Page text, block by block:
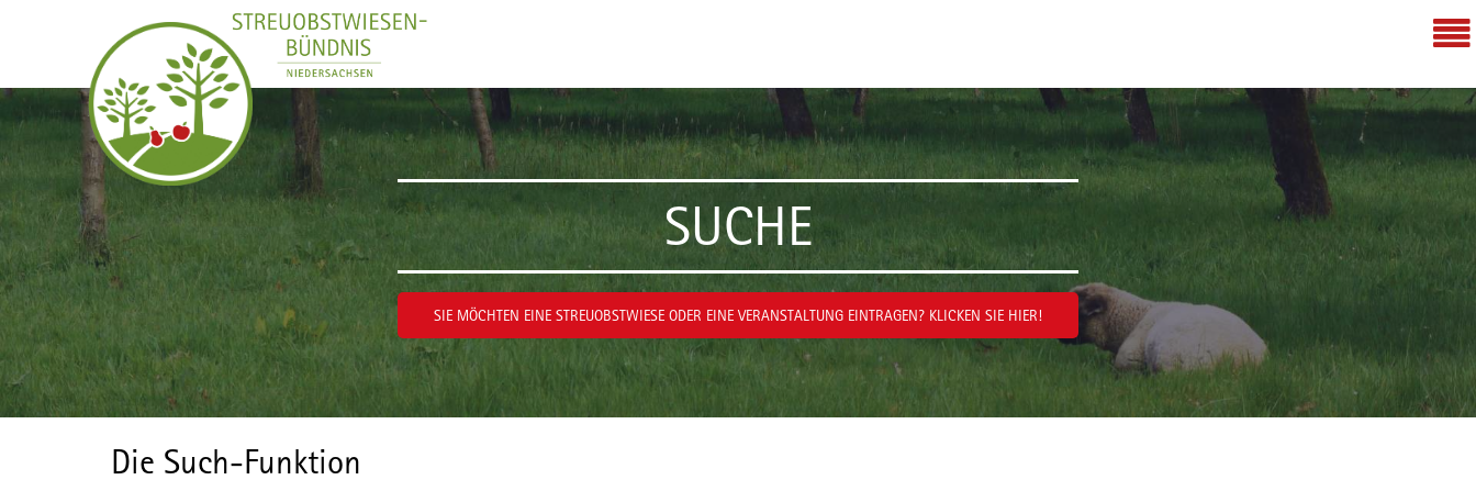
SUCHE
SIE MÖCHTEN EINE STREUOBSTWIESE ODER EINE VERANSTALTUNG EINTRAGEN? KLICKEN SIE HIER!
Die Such-Funktion